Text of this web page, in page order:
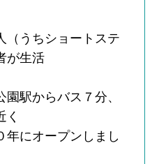
（うちショートステ
が生活
駅からバス７分、
く
年にオープンしまし